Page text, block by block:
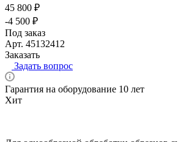
45 800 ₽
-4 500 ₽
Под заказ
Арт. 45132412
Заказать
Задать вопрос
Гарантия на оборудование 10 лет
Хит